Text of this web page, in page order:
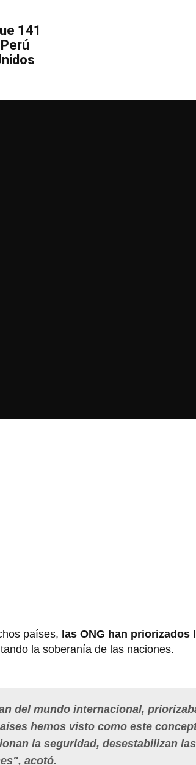
141
países, las ONG han priorizados
la soberanía de las naciones.
del mundo internacional,
hemos visto como este
la seguridad, desestabilizan las
acotó.